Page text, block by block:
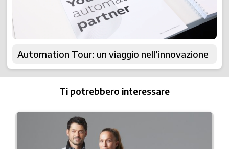
Automation Tour: un viaggio nell’innovazione
Ti potrebbero interessare